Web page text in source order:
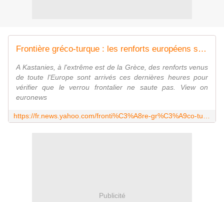
Frontière gréco-turque : les renforts européens sont arrivés
A Kastanies, à l'extrême est de la Grèce, des renforts venus
de toute l'Europe sont arrivés ces dernières heures pour
vérifier que le verrou frontalier ne saute pas. View on
euronews
Publicité